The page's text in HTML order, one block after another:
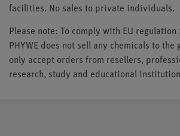
facilities. No sales to private individuals.
Please note: To comply with EU regulation
PHYWE does not sell any chemicals to the
only accept orders from resellers,
research, study and educational